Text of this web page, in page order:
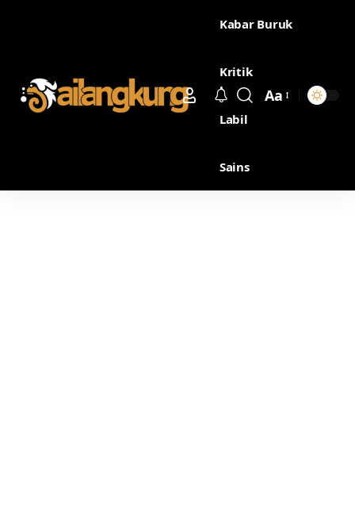
Kabar Buruk
Kritik
Labil
Sains
Aa